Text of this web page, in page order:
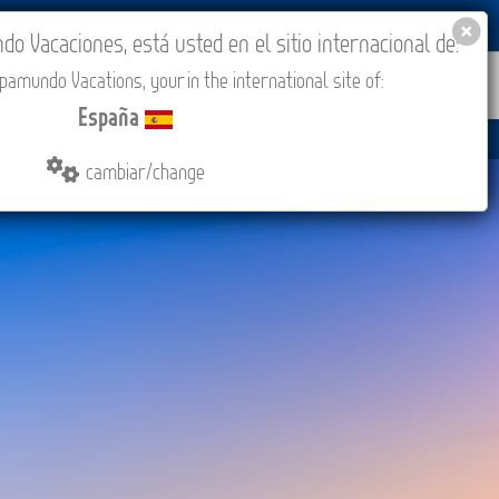
COMPRAR CONTACTO MÁS
Vacaciones, está usted en el sitio internacional de:
Vacations, your in the international site of:
España
cambiar/change